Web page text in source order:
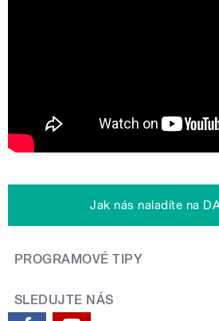
Jak nás naladíte na
PROGRAMOVÉ TIPY
SLEDUJTE NÁS